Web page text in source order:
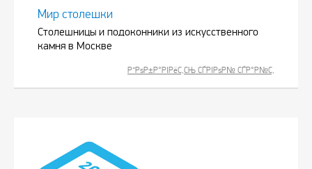
Мир столешки
Столешницы и подоконники из искусственного
камня в Москве
Р”РѕР±Р°РІРёС‚СЊ СЃРІРѕР№ СЃР°Р№С‚